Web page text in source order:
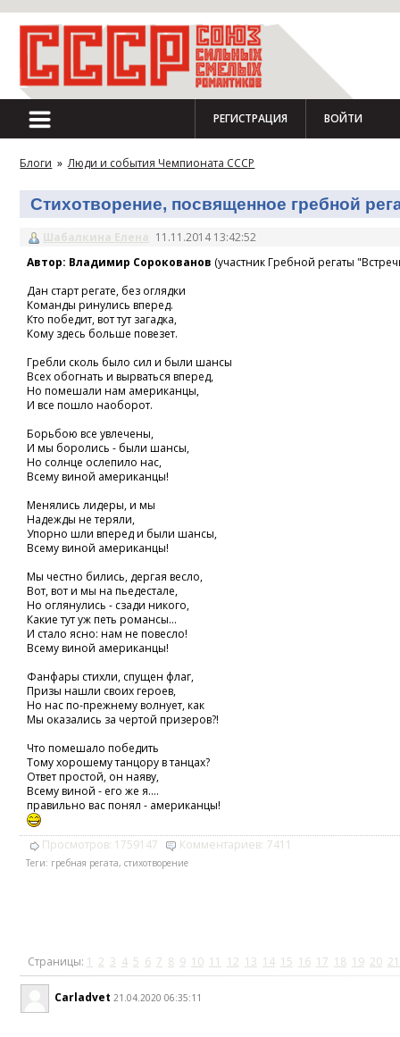
РЕГИСТРАЦИЯ ВОЙТИ
Блоги » Люди и события Чемпионата СССР
Стихотворение, посвященное гребной
Шабалкина Елена 11.11.2014 13:42:52
Автор: Владимир Сорокованов (участник Гребной регаты
Дан старт регате, без оглядки
Команды ринулись вперед.
Кто победит, вот тут загадка,
Кому здесь больше повезет.
Гребли сколь было сил и были шансы
Всех обогнать и вырваться вперед,
Но помешали нам американцы,
И все пошло наоборот.
Борьбою все увлечены,
И мы боролись - были шансы,
Но солнце ослепило нас,
Всему виной американцы!
Менялись лидеры, и мы
Надежды не теряли,
Упорно шли вперед и были шансы,
Всему виной американцы!
Мы честно бились, дергая весло,
Вот, вот и мы на пьедестале,
Но оглянулись - сзади никого,
Какие тут уж петь романсы...
И стало ясно: нам не повесло!
Всему виной американцы!
Фанфары стихли, спущен флаг,
Призы нашли своих героев,
Но нас по-прежнему волнует, как
Мы оказались за чертой призеров?!
Что помешало победить
Тому хорошему танцору в танцах?
Ответ простой, он наяву,
Всему виной - его же я....
правильно вас понял - американцы!
Просмотров: 1759147 Комментариев: 7411
Теги: гребная регата, стихотворение
Страницы: 1 2 3 4 5 6 7 8 9 10 11 12 13 14 15 16 17 18 19 20 21
Carladvet 21.04.2020 06:35:11